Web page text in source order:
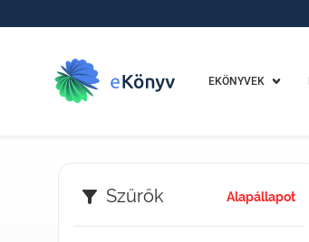
EKÖNYVEK
Szűrők Alapállapot